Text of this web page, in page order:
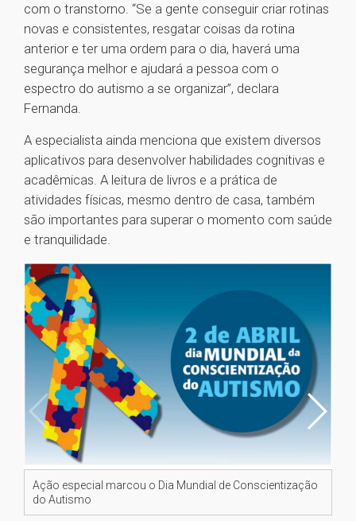
com o transtorno. “Se a gente conseguir criar rotinas
novas e consistentes, resgatar coisas da rotina
anterior e ter uma ordem para o dia, haverá uma
segurança melhor e ajudará a pessoa com o
espectro do autismo a se organizar”, declara
Fernanda.
A especialista ainda menciona que existem diversos
aplicativos para desenvolver habilidades cognitivas e
acadêmicas. A leitura de livros e a prática de
atividades físicas, mesmo dentro de casa, também
são importantes para superar o momento com saúde
e tranquilidade.
Ação especial marcou o Dia Mundial de Conscientização
do Autismo